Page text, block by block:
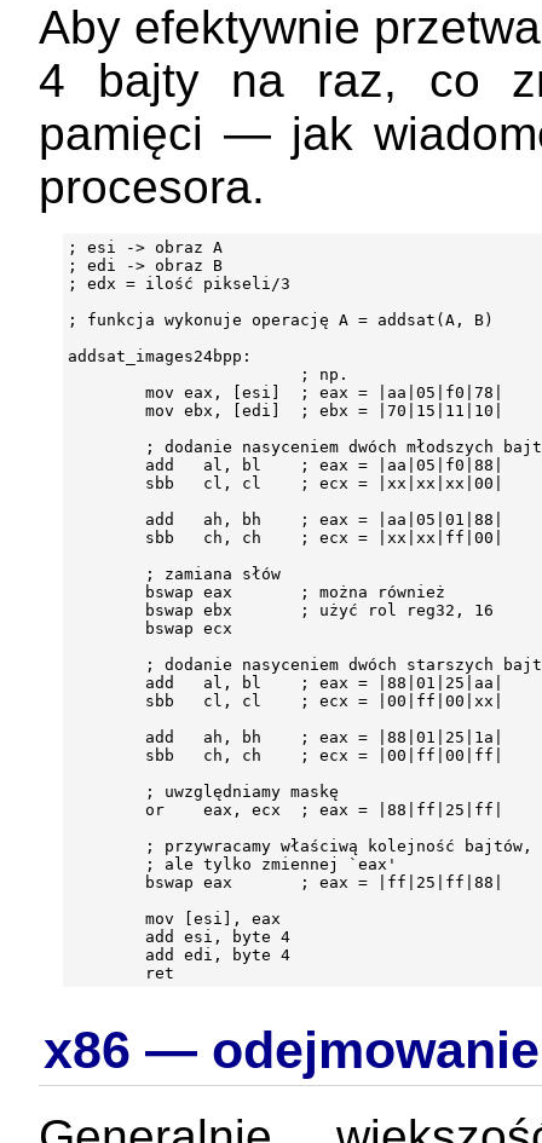
Aby efektywnie
4 bajty na raz, co
pamięci — jak
procesora.
; esi -> obraz A
; edi -> obraz B
; edx = ilość pikseli/3
; funkcja wykonuje operację A = addsat(A, B)
addsat_images24bpp:
                        ; np.
        mov eax, [esi]  ; eax = |aa|05|f0|78|
        mov ebx, [edi]  ; ebx = |70|15|11|10|
; dodanie nasyceniem dwóch młodszych
        add   al, bl    ; eax = |aa|05|f0|88|
        sbb   cl, cl    ; ecx = |xx|xx|xx|00|
        add   ah, bh    ; eax = |aa|05|01|88|
        sbb   ch, ch    ; ecx = |xx|xx|ff|00|
        ; zamiana słów
        bswap eax       ; można również
        bswap ebx       ; użyć rol reg32, 16
        bswap ecx
; dodanie nasyceniem dwóch starszych
        add   al, bl    ; eax = |88|01|25|aa|
        sbb   cl, cl    ; ecx = |00|ff|00|xx|
        add   ah, bh    ; eax = |88|01|25|1a|
        sbb   ch, ch    ; ecx = |00|ff|00|ff|
        ; uwzględniamy maskę
        or    eax, ecx  ; eax = |88|ff|25|ff|
        ; przywracamy właściwą kolejność bajtów,
        ; ale tylko zmiennej `eax'
        bswap eax       ; eax = |ff|25|ff|88|
        mov [esi], eax
        add esi, byte 4
        add edi, byte 4
x86 — odejmowanie